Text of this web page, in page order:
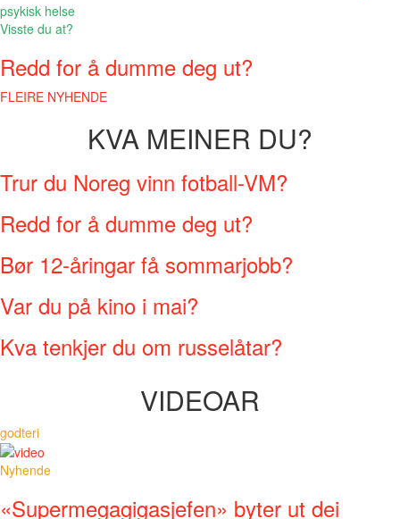
psykisk helse
Visste du at?
Redd for å dumme deg ut?
FLEIRE NYHENDE
KVA MEINER DU?
Trur du Noreg vinn fotball-VM?
Redd for å dumme deg ut?
Bør 12-åringar få sommarjobb?
Var du på kino i mai?
Kva tenkjer du om russelåtar?
VIDEOAR
godteri
Nyhende
«Supermegagigasjefen» byter ut dei